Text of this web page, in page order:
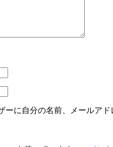
に自分の名前、メールアド